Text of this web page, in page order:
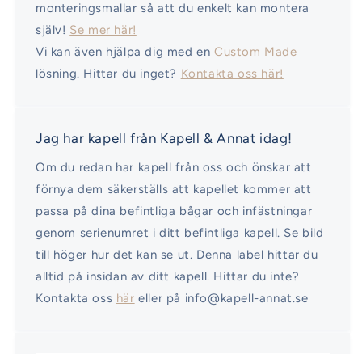
monteringsmallar så att du enkelt kan montera
själv! Se mer här!
Vi kan även hjälpa dig med enCustom Made
lösning. Hittar du inget? Kontakta oss här!
Jag har kapell från Kapell & Annat idag!
Om du redan har kapell från oss och önskar att
förnya dem säkerställs att kapellet kommer att
passa på dina befintliga bågar och infästningar
genom serienumret i ditt befintliga kapell. Se bild
till höger hur det kan se ut. Denna label hittar du
alltid på insidan av ditt kapell. Hittar du inte?
Kontakta oss här eller på info@kapell-annat.se